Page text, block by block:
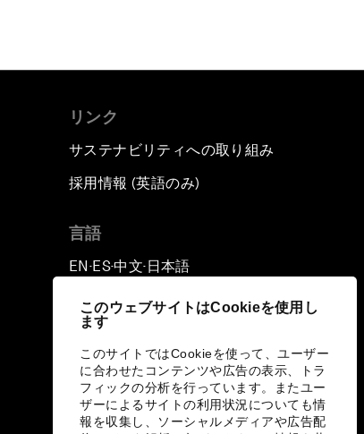
このウェブサイトはCookieを使用し
ます
このサイトではCookieを使って、ユーザー
に合わせたコンテンツや広告の表示、トラ
フィックの分析を行っています。またユー
ザーによるサイトの利用状況についても情
報を収集し、ソーシャルメディアや広告配
リンク
サステナビリティへの取り組み
採用情報 (英語のみ)
言語
EN ▪ ES▪中文▪ 日本語